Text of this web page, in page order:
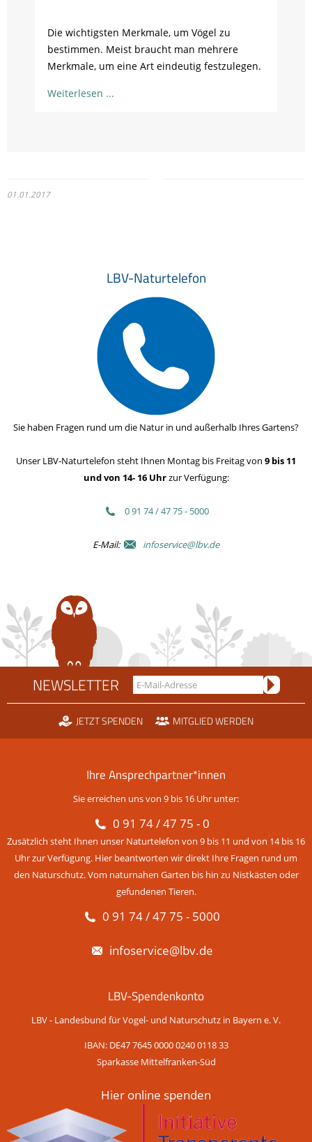
Die wichtigsten Merkmale, um Vögel zu
bestimmen. Meist braucht man mehrere
Merkmale, um eine Art eindeutig festzulegen.
Weiterlesen
01.01.2017
LBV-Naturtelefon
Sie haben Fragen rund um die Natur in und außerhalb Ihres Gartens?
Unser LBV-Naturtelefon steht Ihnen Montag bis Freitag von 9 bis 11
und von 14- 16 Uhrzur Verfügung:
0 91 74 / 47 75 - 5000
E-Mail: infoservice@lbv.de
NEWSLETTER
JETZT SPENDEN MITGLIED WERDEN
Ihre Ansprechpartner*innen
Sie erreichen uns von 9 bis 16 Uhr unter:
0 91 74 / 47 75 - 0
Zusätzlich steht Ihnen unser Naturtelefon von 9 bis 11 und von 14 bis 16
Uhr zur Verfügung. Hier beantworten wir direkt Ihre Fragen rund um
den Naturschutz. Vom naturnahen Garten bis hin zu Nistkästen oder
gefundenen Tieren.
0 91 74 / 47 75 - 5000
infoservice@lbv.de
LBV-Spendenkonto
LBV - Landesbund für Vogel- und Naturschutz in Bayern e. V.
IBAN: DE47 7645 0000 0240 0118 33
Sparkasse Mittelfranken-Süd
Hier online spenden